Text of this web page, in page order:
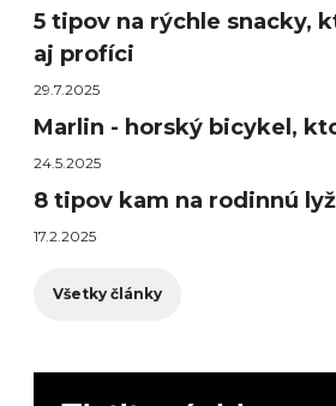
5 tipov na rýchle snacky,
aj profíci
29.7.2025
Marlin - horský bicykel,
24.5.2025
8 tipov kam na rodinnú
17.2.2025
Všetky články